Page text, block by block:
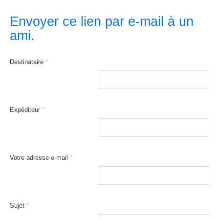
Envoyer ce lien par e-mail à un
ami.
Destinataire *
Expéditeur *
Votre adresse e-mail *
Sujet *